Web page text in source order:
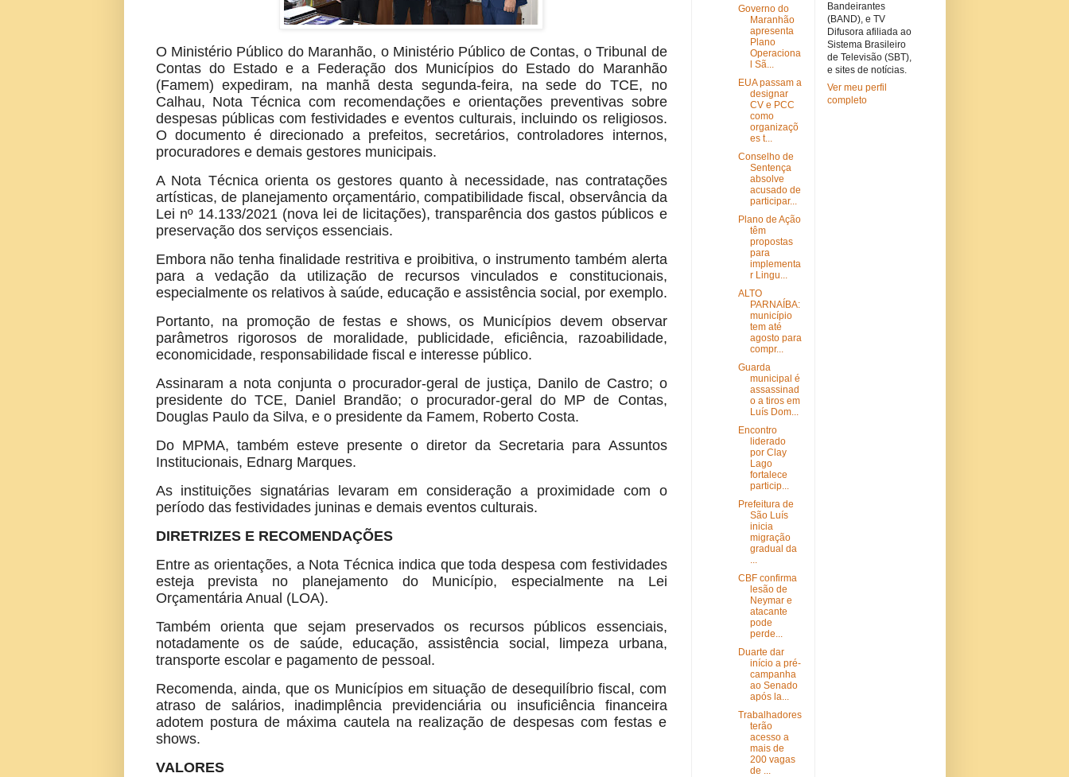
O Ministério Público do Maranhão, o Ministério Público de Contas, o Tribunal de
Contas do Estado e a Federação dos Municípios do Estado do Maranhão
(Famem) expediram, na manhã desta segunda-feira, na sede do TCE, no
Calhau, Nota Técnica com recomendações e orientações preventivas sobre
despesas públicas com festividades e eventos culturais, incluindo os religiosos.
O documento é direcionado a prefeitos, secretários, controladores internos,
procuradores e demais gestores municipais.
A Nota Técnica orienta os gestores quanto à necessidade, nas contratações
artísticas, de planejamento orçamentário, compatibilidade fiscal, observância da
Lei nº 14.133/2021 (nova lei de licitações), transparência dos gastos públicos e
preservação dos serviços essenciais.
Embora não tenha finalidade restritiva e proibitiva, o instrumento também alerta
para a vedação da utilização de recursos vinculados e constitucionais,
especialmente os relativos à saúde, educação e assistência social, por exemplo.
Portanto, na promoção de festas e shows, os Municípios devem observar
parâmetros rigorosos de moralidade, publicidade, eficiência, razoabilidade,
economicidade, responsabilidade fiscal e interesse público.
Assinaram a nota conjunta o procurador-geral de justiça, Danilo de Castro; o
presidente do TCE, Daniel Brandão; o procurador-geral do MP de Contas,
Douglas Paulo da Silva, e o presidente da Famem, Roberto Costa.
Do MPMA, também esteve presente o diretor da Secretaria para Assuntos
Institucionais, Ednarg Marques.
As instituições signatárias levaram em consideração a proximidade com o
período das festividades juninas e demais eventos culturais.
DIRETRIZES E RECOMENDAÇÕES
Entre as orientações, a Nota Técnica indica que toda despesa com festividades
esteja prevista no planejamento do Município, especialmente na Lei
Orçamentária Anual (LOA).
Também orienta que sejam preservados os recursos públicos essenciais,
notadamente os de saúde, educação, assistência social, limpeza urbana,
transporte escolar e pagamento de pessoal.
Recomenda, ainda, que os Municípios em situação de desequilíbrio fiscal, com
atraso de salários, inadimplência previdenciária ou insuficiência financeira
adotem postura de máxima cautela na realização de despesas com festas e
shows.
VALORES
Governo do
Maranhão
apresenta
Plano
Operaciona
l Sã...
EUA passam a
designar
CV e PCC
como
organizaçõ
es t...
Conselho de
Sentença
absolve
acusado de
participar...
Plano de Ação
têm
propostas
para
implementa
r Lingu...
ALTO
PARNAÍBA:
município
tem até
agosto para
compr...
Guarda
municipal é
assassinad
o a tiros em
Luís Dom...
Encontro
liderado
por Clay
Lago
fortalece
particip...
Prefeitura de
São Luís
inicia
migração
gradual da
...
CBF confirma
lesão de
Neymar e
atacante
pode
perde...
Duarte dar
início a pré-
campanha
ao Senado
após la...
Trabalhadores
terão
acesso a
mais de
200 vagas
de ...
Bandeirantes
(BAND), e TV
Difusora afiliada ao
Sistema Brasileiro
de Televisão (SBT),
e sites de notícias.
Ver meu perfil
completo